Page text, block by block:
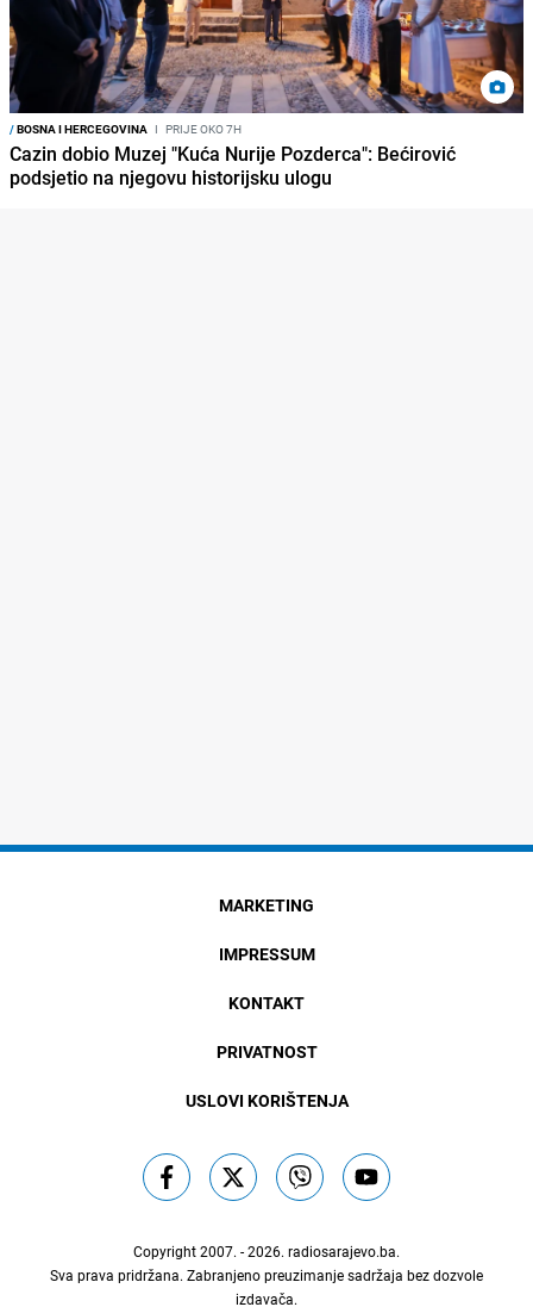
/BOSNA I HERCEGOVINA I PRIJE OKO 7H
Cazin dobio Muzej "Kuća Nurije Pozderca": Bećirović
podsjetio na njegovu historijsku ulogu
MARKETING
IMPRESSUM
KONTAKT
PRIVATNOST
USLOVI KORIŠTENJA
Copyright 2007. - 2026. radiosarajevo.ba.
Sva prava pridržana. Zabranjeno preuzimanje sadržaja bez dozvole
izdavača.